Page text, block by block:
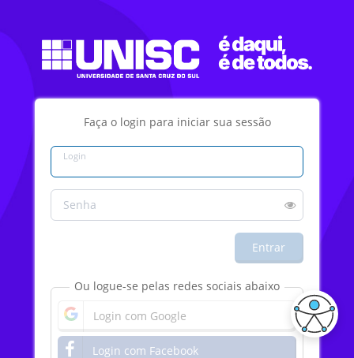
Faça o login para iniciar sua sessão
Login
Senha
Entrar
Ou logue-se pelas redes sociais abaixo
Login com Google
Login com Facebook